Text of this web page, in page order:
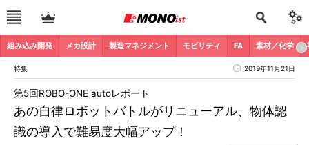
組み込み開発 メカ設計 製造マネジメント モビリティ FA 素材／化学
特集 2019年11月21日
あの自律ロボットバトルがリニューアル、物体認
識の導入で難易度大幅アップ！
第5回ROBO-ONE autoレポート